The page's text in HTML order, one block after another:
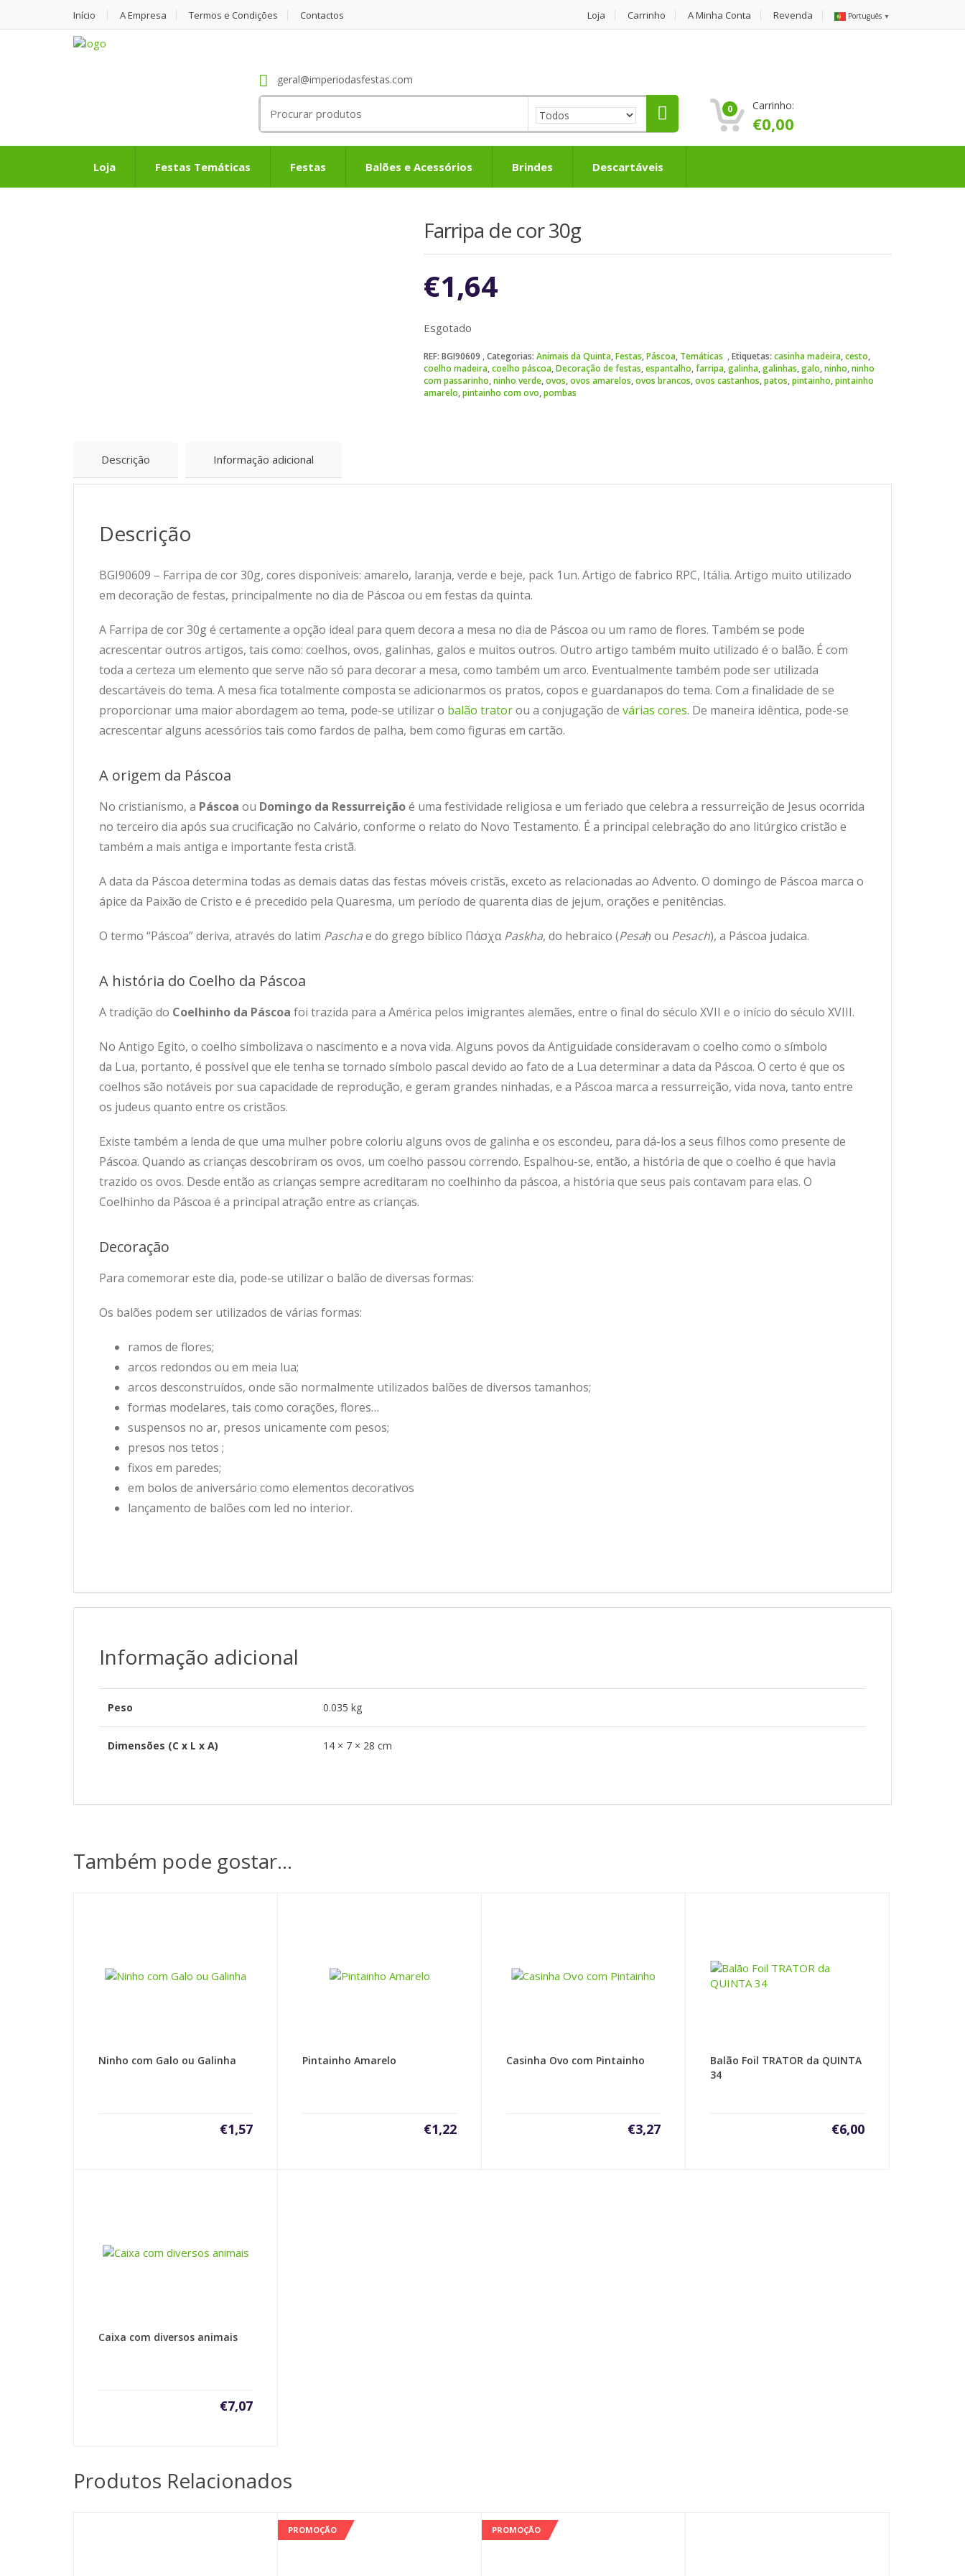
Início A Empresa Termos e Condições Contactos Loja Carrinho A Minha Conta Revenda Português ▼
geral@imperiodasfestas.com
for:
0 Carrinho:
€0,00
Loja Festas Temáticas Festas Balões e Acessórios Brindes Descartáveis
Farripa de cor 30g
€1,64
Esgotado
REF: BGI90609 Categorias: Animais da Quinta,Festas,Páscoa, Temáticas Etiquetas: casinha madeira,cesto,
coelho madeira,coelho páscoa,Decoração de festas,espantalho,farripa,galinha,galinhas,galo,ninho,ninho
com passarinho,ninho verde,ovos,ovos amarelos,ovos brancos,ovos castanhos,patos,pintainho,pintainho
amarelo,pintainho com ovo,pombas
Descrição Informação adicional
Descrição
BGI90609 – Farripa de cor 30g, cores disponíveis: amarelo, laranja, verde e beje, pack 1un. Artigo de fabrico RPC, Itália. Artigo muito utilizado
em decoração de festas, principalmente no dia de Páscoa ou em festas da quinta.
A Farripa de cor 30g é certamente a opção ideal para quem decora a mesa no dia de Páscoa ou um ramo de flores. Também se pode
acrescentar outros artigos, tais como: coelhos, ovos, galinhas, galos e muitos outros. Outro artigo também muito utilizado é o balão. É com
toda a certeza um elemento que serve não só para decorar a mesa, como também um arco. Eventualmente também pode ser utilizada
descartáveis do tema. A mesa fica totalmente composta se adicionarmos os pratos, copos e guardanapos do tema. Com a finalidade de se
proporcionar uma maior abordagem ao tema, pode-se utilizar o balão tratorou a conjugação de várias cores. De maneira idêntica, pode-se
acrescentar alguns acessórios tais como fardos de palha, bem como figuras em cartão.
A origem da Páscoa
No cristianismo, a Páscoa ou Domingo da Ressurreiçãoé uma festividade religiosa e um feriado que celebra a ressurreição de Jesus ocorrida
no terceiro dia após sua crucificação no Calvário, conforme o relato do Novo Testamento. É a principal celebração do ano litúrgico cristão e
também a mais antiga e importante festa cristã.
A data da Páscoa determina todas as demais datas das festas móveis cristãs, exceto as relacionadas ao Advento. O domingo de Páscoa marca o
ápice da Paixão de Cristo e é precedido pela Quaresma, um período de quarenta dias de jejum, orações e penitências.
O termo “Páscoa” deriva, através do latim Paschae do grego bíblico Πάσχα Paskha, do hebraico (Pesaḥ ou Pesach), a Páscoa judaica.
A história do Coelho da Páscoa
A tradição do Coelhinho da Páscoa foi trazida para a América pelos imigrantes alemães, entre o final do século XVII e o início do século XVIII.
No Antigo Egito, o coelho simbolizava o nascimento e a nova vida. Alguns povos da Antiguidade consideravam o coelho como o símbolo
da Lua, portanto, é possível que ele tenha se tornado símbolo pascal devido ao fato de a Lua determinar a data da Páscoa. O certo é que os
coelhos são notáveis por sua capacidade de reprodução, e geram grandes ninhadas, e a Páscoa marca a ressurreição, vida nova, tanto entre
os judeus quanto entre os cristãos.
Existe também a lenda de que uma mulher pobre coloriu alguns ovos de galinha e os escondeu, para dá-los a seus filhos como presente de
Páscoa. Quando as crianças descobriram os ovos, um coelho passou correndo. Espalhou-se, então, a história de que o coelho é que havia
trazido os ovos. Desde então as crianças sempre acreditaram no coelhinho da páscoa, a história que seus pais contavam para elas. O
Coelhinho da Páscoa é a principal atração entre as crianças.
Decoração
Para comemorar este dia, pode-se utilizar o balão de diversas formas:
Os balões podem ser utilizados de várias formas:
ramos de flores;
arcos redondos ou em meia lua;
arcos desconstruídos, onde são normalmente utilizados balões de diversos tamanhos;
formas modelares, tais como corações, flores…
suspensos no ar, presos unicamente com pesos;
presos nos tetos ;
fixos em paredes;
em bolos de aniversário como elementos decorativos
lançamento de balões com led no interior.
Informação adicional
Peso 0.035 kg
Dimensões (C x L x A) 14 × 7 × 28 cm
Também pode gostar…
Ninho com Galo ou Galinha
€1,57
Pintainho Amarelo
€1,22
Casinha Ovo com Pintainho
€3,27
Balão Foil TRATOR da QUINTA
34
€6,00
Caixa com diversos animais
€7,07
Produtos Relacionados
PROMOÇÃO PROMOÇÃO